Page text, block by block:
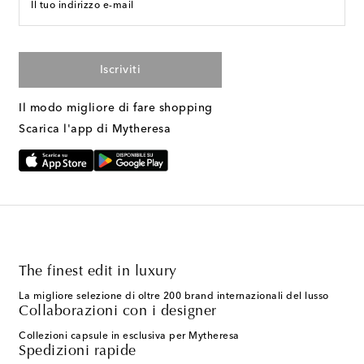
Il tuo indirizzo e-mail
Iscriviti
Il modo migliore di fare shopping
Scarica l'app di Mytheresa
The finest edit in luxury
La migliore selezione di oltre 200 brand internazionali del lusso
Collaborazioni con i designer
Collezioni capsule in esclusiva per Mytheresa
Spedizioni rapide